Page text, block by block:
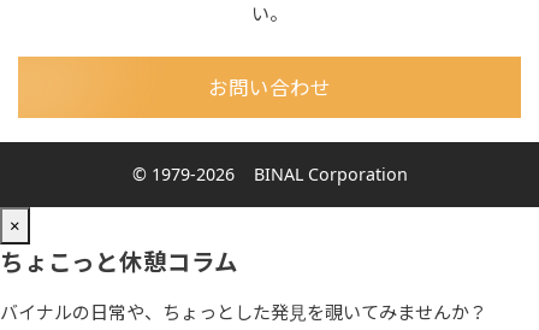
い。
お問い合わせ
© 1979-2026 BINAL Corporation
×
ちょこっと休憩コラム
バイナルの日常や、ちょっとした発見を覗いてみませんか？